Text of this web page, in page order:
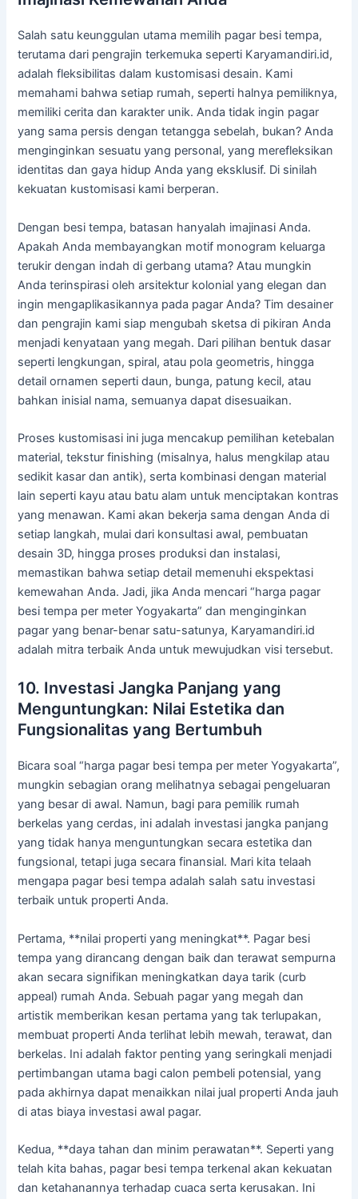
Salah satu keunggulan utama memilih pagar besi tempa,
terutama dari pengrajin terkemuka seperti Karyamandiri.id,
adalah fleksibilitas dalam kustomisasi desain. Kami
memahami bahwa setiap rumah, seperti halnya pemiliknya,
memiliki cerita dan karakter unik. Anda tidak ingin pagar
yang sama persis dengan tetangga sebelah, bukan? Anda
menginginkan sesuatu yang personal, yang merefleksikan
identitas dan gaya hidup Anda yang eksklusif. Di sinilah
kekuatan kustomisasi kami berperan.
Dengan besi tempa, batasan hanyalah imajinasi Anda.
Apakah Anda membayangkan motif monogram keluarga
terukir dengan indah di gerbang utama? Atau mungkin
Anda terinspirasi oleh arsitektur kolonial yang elegan dan
ingin mengaplikasikannya pada pagar Anda? Tim desainer
dan pengrajin kami siap mengubah sketsa di pikiran Anda
menjadi kenyataan yang megah. Dari pilihan bentuk dasar
seperti lengkungan, spiral, atau pola geometris, hingga
detail ornamen seperti daun, bunga, patung kecil, atau
bahkan inisial nama, semuanya dapat disesuaikan.
Proses kustomisasi ini juga mencakup pemilihan ketebalan
material, tekstur finishing (misalnya, halus mengkilap atau
sedikit kasar dan antik), serta kombinasi dengan material
lain seperti kayu atau batu alam untuk menciptakan kontras
yang menawan. Kami akan bekerja sama dengan Anda di
setiap langkah, mulai dari konsultasi awal, pembuatan
desain 3D, hingga proses produksi dan instalasi,
memastikan bahwa setiap detail memenuhi ekspektasi
kemewahan Anda. Jadi, jika Anda mencari “harga pagar
besi tempa per meter Yogyakarta” dan menginginkan
pagar yang benar-benar satu-satunya, Karyamandiri.id
adalah mitra terbaik Anda untuk mewujudkan visi tersebut.
10. Investasi Jangka Panjang yang
Menguntungkan: Nilai Estetika dan
Fungsionalitas yang Bertumbuh
Bicara soal “harga pagar besi tempa per meter Yogyakarta”,
mungkin sebagian orang melihatnya sebagai pengeluaran
yang besar di awal. Namun, bagi para pemilik rumah
berkelas yang cerdas, ini adalah investasi jangka panjang
yang tidak hanya menguntungkan secara estetika dan
fungsional, tetapi juga secara finansial. Mari kita telaah
mengapa pagar besi tempa adalah salah satu investasi
terbaik untuk properti Anda.
Pertama, **nilai properti yang meningkat**. Pagar besi
tempa yang dirancang dengan baik dan terawat sempurna
akan secara signifikan meningkatkan daya tarik (curb
appeal) rumah Anda. Sebuah pagar yang megah dan
artistik memberikan kesan pertama yang tak terlupakan,
membuat properti Anda terlihat lebih mewah, terawat, dan
berkelas. Ini adalah faktor penting yang seringkali menjadi
pertimbangan utama bagi calon pembeli potensial, yang
pada akhirnya dapat menaikkan nilai jual properti Anda jauh
di atas biaya investasi awal pagar.
Kedua, **daya tahan dan minim perawatan**. Seperti yang
telah kita bahas, pagar besi tempa terkenal akan kekuatan
dan ketahanannya terhadap cuaca serta kerusakan. Ini